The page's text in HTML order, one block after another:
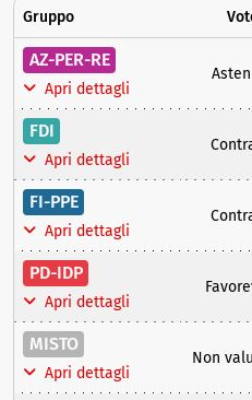
Gruppo
AZ-PER-RE
Apri dettagli
FDI
Apri dettagli
FI-PPE
Apri dettagli
PD-IDP
Apri dettagli
MISTO
Apri dettagli
Non